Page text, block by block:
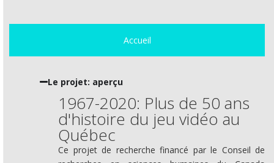
Accueil
Le projet: aperçu
1967-2020: Plus de 50 ans
d'histoire du jeu vidéo au
Québec
Ce projet de recherche financé par le Conseil de